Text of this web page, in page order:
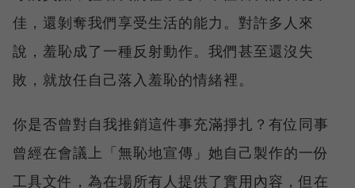
佳，還剝奪我們享受生活的能力。對許多人來
說，羞恥成了一種反射動作。我們甚至還沒失
敗，就放任自己落入羞恥的情緒裡。
你是否曾對自我推銷這件事充滿掙扎？有位同事
曾經在會議上「無恥地宣傳」她自己製作的一份
工具文件，為在場所有人提供了實用內容，但在